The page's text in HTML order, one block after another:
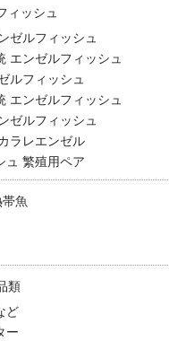
ィッシュ
ゼルフィッシュ
エンゼルフィッシュ
ルフィッシュ
エンゼルフィッシュ
ゼルフィッシュ
ラレエンゼル
ュ 繁殖用ペア
魚
類
ど
ー